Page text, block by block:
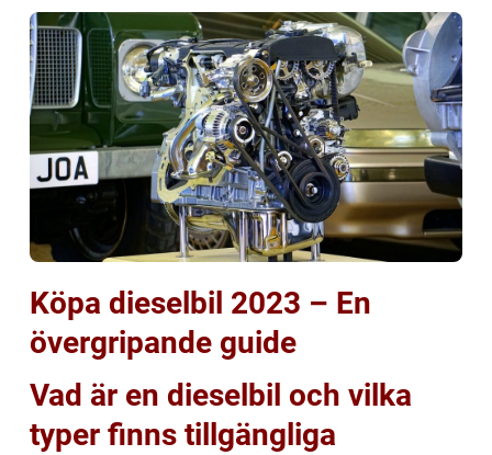
Köpa dieselbil 2023 – En
övergripande guide
Vad är en dieselbil och vilka
typer finns tillgängliga